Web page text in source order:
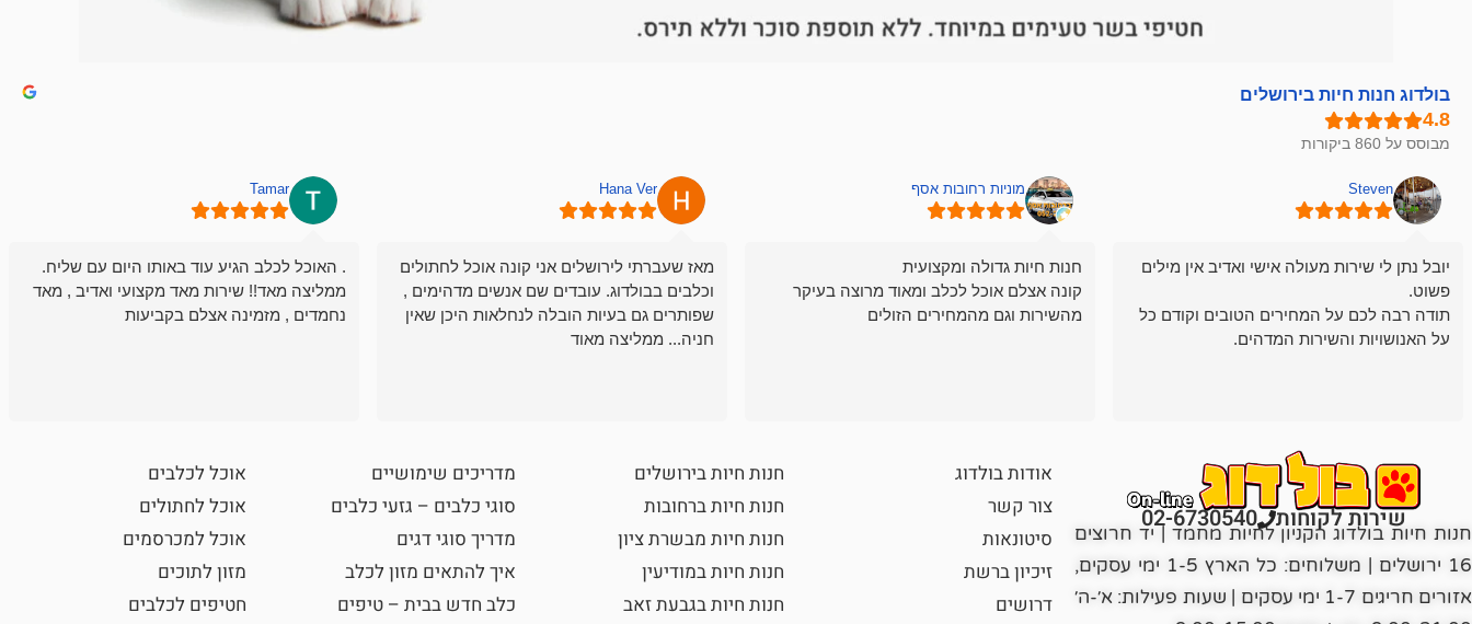
בולדוג חנות חיות בירושלים
מבוסס על 860 ביקורות
Steven
יובל נתן לי שירות מעולה אישי ואדיב אין מילים
פשוט.
תודה רבה לכם על המחירים הטובים וקודם כל
על האנושויות והשירות המדהים.
מוניות רחובות אסף
חנות חיות גדולה ומקצועית
קונה אצלם אוכל לכלב ומאוד מרוצה בעיקר
מהשירות וגם מהמחירים הזולים
Hana Ver
מאז שעברתי לירושלים אני קונה אוכל לחתולים
וכלבים בבולדוג. עובדים שם אנשים מדהימים ,
שפותרים גם בעיות הובלה לנחלאות היכן שאין
חניה... ממליצה מאוד
Tamar
. האוכל לכלב הגיע עוד באותו היום עם שליח.
ממליצה מאד!! שירות מאד מקצועי ואדיב , מאד
נחמדים , מזמינה אצלם בקביעות
שירות לקוחות 02-6730540
חנות חיות בולדוג הקניון לחיות מחמד | יד חרוצים
16 ירושלים | משלוחים: כל הארץ 1-5 ימי עסקים,
אזורים חריגים 1-7 ימי עסקים | שעות פעילות: א׳-ה׳
אודות בולדוג
צור קשר
סיטונאות
זיכיון ברשת
דרושים
חנות חיות בירושלים
חנות חיות ברחובות
חנות חיות מבשרת ציון
חנות חיות במודיעין
חנות חיות בגבעת זאב
מדריכים שימושיים
סוגי כלבים – גזעי כלבים
מדריך סוגי דגים
איך להתאים מזון לכלב
כלב חדש בבית – טיפים
אוכל לכלבים
אוכל לחתולים
אוכל למכרסמים
מזון לתוכים
חטיפים לכלבים